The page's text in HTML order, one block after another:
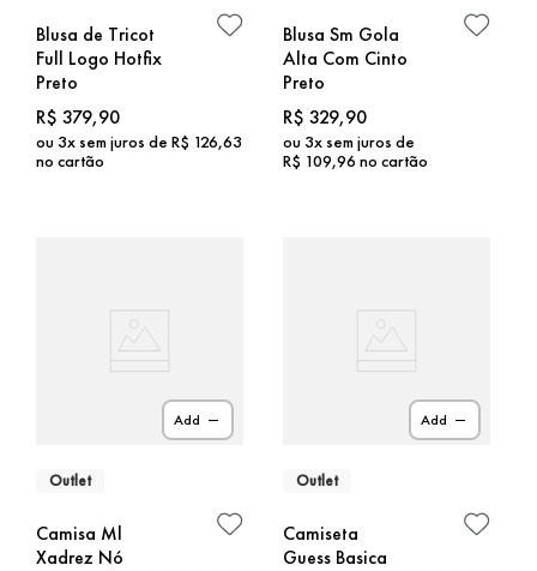
Blusa de Tricot
Full Logo Hotfix
Preto
R$ 379,90
ou 3x sem juros de R$ 126,63
no cartão
Blusa Sm Gola
Alta Com Cinto
Preto
R$ 329,90
ou 3x sem juros de
R$ 109,96 no cartão
Add
Outlet
Camisa Ml
Xadrez Nó
Add
Outlet
Camiseta
Guess Basica